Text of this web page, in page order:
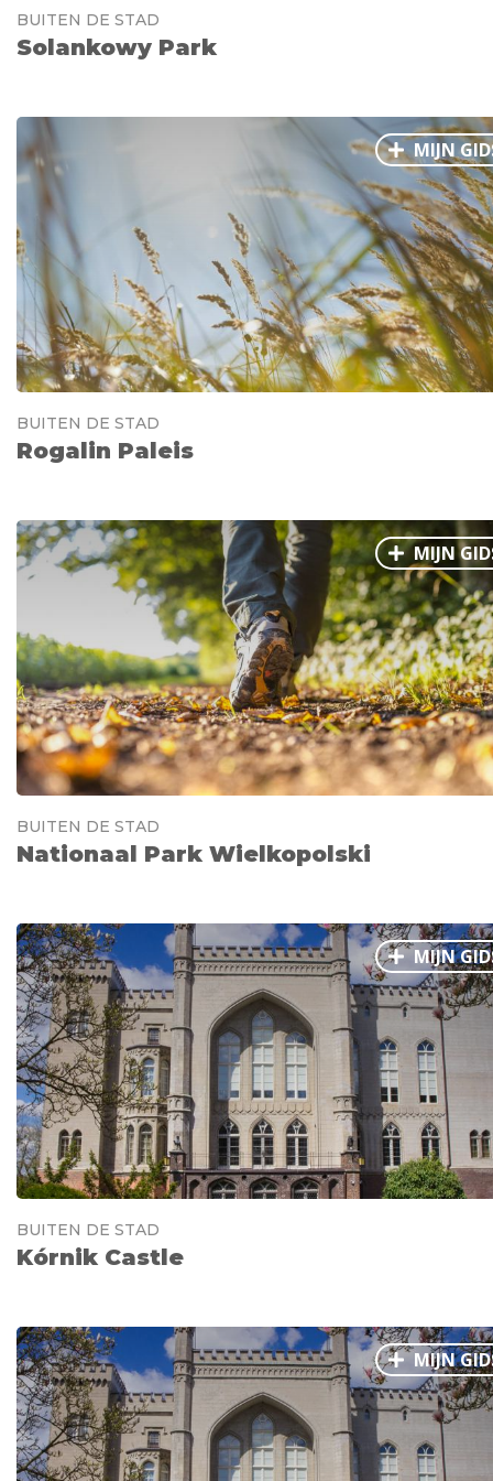
BUITEN DE STAD
Solankowy Park
MIJN
BUITEN DE STAD
Rogalin Paleis
MIJN
BUITEN DE STAD
Nationaal Park Wielkopolski
MIJN
BUITEN DE STAD
Kórnik Castle
MIJN